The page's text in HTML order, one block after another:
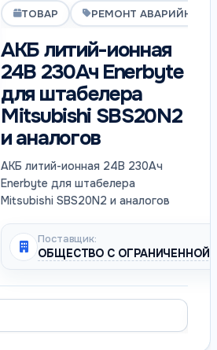
ТОВАР РЕМОНТ АВАРИЙНО-
АКБ литий-ионная
24В 230Ач Enerbyte
для штабелера
Mitsubishi SBS20N2
и аналогов
АКБ литий-ионная 24В 230Ач
Enerbyte для штабелера
Mitsubishi SBS20N2 и аналогов
Поставщик:
ОБЩЕСТВО С ОГРАНИЧЕННОЙ